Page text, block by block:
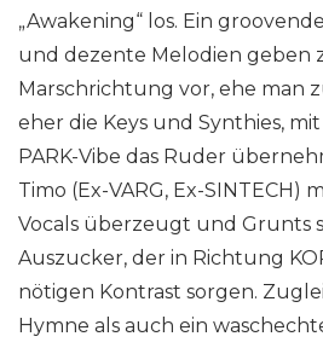
„Awakening“ los. Ein
und dezente Melodien geben
Marschrichtung vor, ehe man
eher die Keys und Synthies,
PARK-Vibe das Ruder
Timo (Ex-VARG, Ex-SINTECH)
Vocals überzeugt und Grunts
Auszucker, der in Richtung
nötigen Kontrast sorgen.
Hymne als auch ein